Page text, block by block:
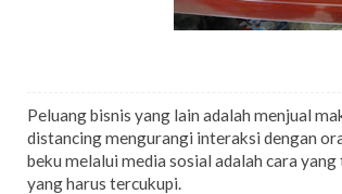
Peluang bisnis yang lain adalah menjual
distancing mengurangi interaksi dengan
beku melalui media sosial adalah cara
yang harus tercukupi.